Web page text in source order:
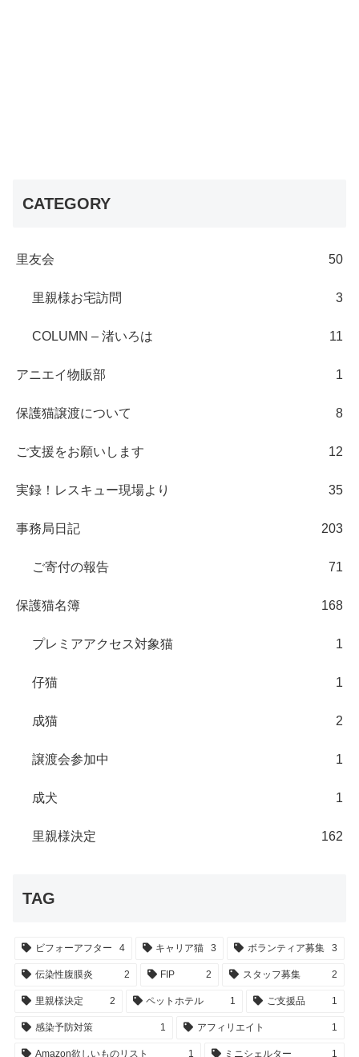
CATEGORY
里友会 50
里親様お宅訪問 3
COLUMN – 渚いろは 11
アニエイ物販部 1
保護猫譲渡について 8
ご支援をお願いします 12
実録！レスキュー現場より 35
事務局日記 203
ご寄付の報告 71
保護猫名簿 168
プレミアアクセス対象猫 1
仔猫 1
成猫 2
譲渡会参加中 1
成犬 1
里親様決定 162
TAG
ビフォーアフター 4 キャリア猫 3 ボランティア募集 3
伝染性腹膜炎 2 FIP 2 スタッフ募集 2
里親様決定 2 ペットホテル 1 ご支援品 1
感染予防対策 1 アフィリエイト 1
Amazon欲しいものリスト 1 ミニシェルター 1